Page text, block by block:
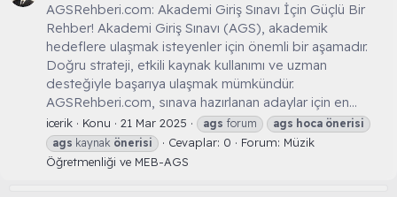
AGSRehberi.com: Akademi Giriş Sınavı İçin Güçlü Bir
Rehber! Akademi Giriş Sınavı (AGS), akademik
hedeflere ulaşmak isteyenler için önemli bir aşamadır.
Doğru strateji, etkili kaynak kullanımı ve uzman
desteğiyle başarıya ulaşmak mümkündür.
AGSRehberi.com, sınava hazırlanan adaylar için en...
icerik Konu 21 Mar 2025 ags forum ags hoca önerisi
ags kaynak önerisi Cevaplar: 0 Forum: Müzik
Öğretmenliği ve MEB-AGS